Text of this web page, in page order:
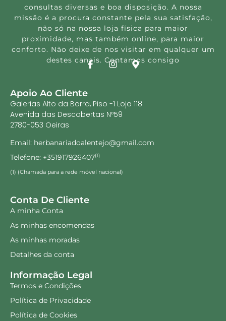
consultas diversas e boa disposição. A nossa
missão é a procura constante pela sua satisfação,
não só na nossa loja física para maior
proximidade, mas também online, para maior
conforto. Não deixe de nos visitar em qualquer um
destes canais. Contamos consigo
Apoio Ao Cliente
Galerias Alto da Barra, Piso -1 Loja 118
Avenida das Descobertas Nº59
2780-053 Oeiras
Email: herbanariadoalentejo@gmail.com
Telefone: +351917926407(1)
(1) (Chamada para a rede móvel nacional)
Conta De Cliente
A minha Conta
As minhas encomendas
As minhas moradas
Detalhes da conta
Informação Legal
Termos e Condições
Política de Privacidade
Política de Cookies